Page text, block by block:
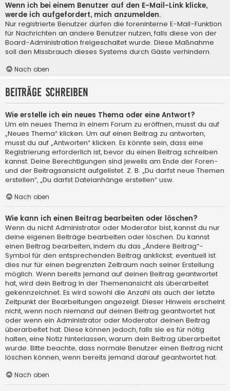
Wenn ich bei einem Benutzer auf den E-Mail-Link klicke,
werde ich aufgefordert, mich anzumelden.
Nur registrierte Benutzer dürfen die foreninterne E-Mail-Funktion
für Nachrichten an andere Benutzer nutzen, falls diese von der
Board-Administration freigeschaltet wurde. Diese Maßnahme
soll den Missbrauch dieses Systems durch Gäste verhindern.
Nach oben
Beiträge schreiben
Wie erstelle ich ein neues Thema oder eine Antwort?
Um ein neues Thema in einem Forum zu eröffnen, musst du auf
„Neues Thema“ klicken. Um auf einen Beitrag zu antworten,
musst du auf „Antworten“ klicken. Es könnte sein, dass eine
Registrierung erforderlich ist, bevor du einen Beitrag schreiben
kannst. Deine Berechtigungen sind jeweils am Ende der Foren-
und der Beitragsansicht aufgelistet. Z. B. „Du darfst neue Themen
erstellen“, „Du darfst Dateianhänge erstellen“ usw.
Nach oben
Wie kann ich einen Beitrag bearbeiten oder löschen?
Wenn du nicht Administrator oder Moderator bist, kannst du nur
deine eigenen Beiträge bearbeiten oder löschen. Du kannst
einen Beitrag bearbeiten, indem du das „Ändere Beitrag“-
Symbol für den entsprechenden Beitrag anklickst; eventuell ist
dies nur für einen begrenzten Zeitraum nach seiner Erstellung
möglich. Wenn bereits jemand auf deinen Beitrag geantwortet
hat, wird dein Beitrag in der Themenansicht als überarbeitet
gekennzeichnet. Es wird sowohl die Anzahl als auch der letzte
Zeitpunkt der Bearbeitungen angezeigt. Dieser Hinweis erscheint
nicht, wenn noch niemand auf deinen Beitrag geantwortet hat
oder wenn ein Administrator oder Moderator deinen Beitrag
überarbeitet hat. Diese können jedoch, falls sie es für nötig
halten, eine Notiz hinterlassen, warum dein Beitrag überarbeitet
wurde. Bitte beachte, dass normale Benutzer einen Beitrag nicht
löschen können, wenn bereits jemand darauf geantwortet hat.
Nach oben